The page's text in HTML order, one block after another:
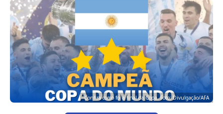
Confira como foi a final da Copa. Foto: Divulgação/AFA